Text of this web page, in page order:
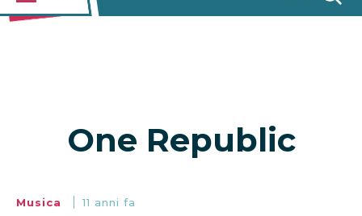
One Republic
Musica 11 anni fa